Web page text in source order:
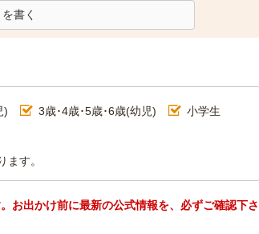
書く
) 3歳･4歳･5歳･6歳(幼児)
小学生
す。
お出かけ前に最新の公式情報を、必ずご確認下さ